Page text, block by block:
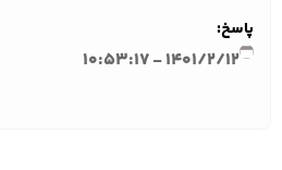
پاسخ:
1401/2/12 - 10:53:17